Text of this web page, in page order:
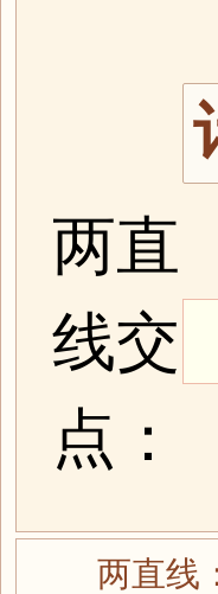
两直
线交
点：
两直线